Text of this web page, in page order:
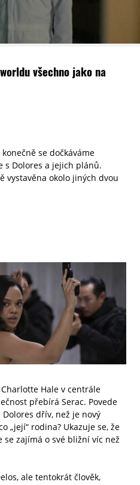
všechno jako na
se dočkáváme
s Dolores a jejich plánů.
vystavěna okolo jiných dvou
Hale v centrále
přebírá Serac. Povede
dřív, než je nový
„její“ rodina? Ukazuje se, že
zajímá o své bližní víc než
ale tentokrát člověk,